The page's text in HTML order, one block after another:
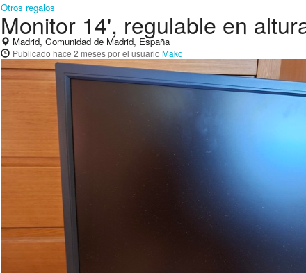
Otros regalos
Monitor 14', regulable en
Madrid, Comunidad de Madrid, España
Publicado hace 2 mesespor el usuario Mako